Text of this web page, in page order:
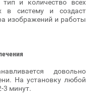
тип и количество всех
в систему и создаст
изображений и работы
довольно
На установку любой
3 минут.